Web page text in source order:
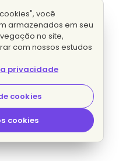
você
armazenados em seu
no site,
com nossos estudos
privacidade
cookies
cookies